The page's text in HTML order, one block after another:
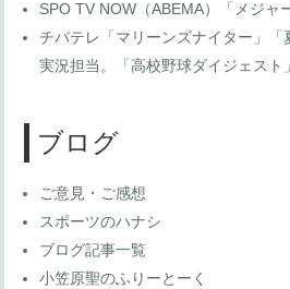
SPO TV NOW（ABEMA）「メジャ
チバテレ「マリーンズナイター」「
実況担当。「高校野球ダイジェスト
ブログ
ご意見・ご感想
スポーツのハナシ
ブログ記事一覧
小笠原聖のふりーとーく